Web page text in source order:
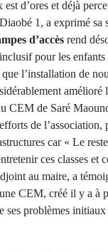
est d’ores et déjà
1, a exprimé sa
d’accès rend
pour les
l’installation de
amélioré
CEM de Saré
de l’association,
car « Le
ces classes et
au maire, a
CEM, créé il y a à
ses problèmes initiaux